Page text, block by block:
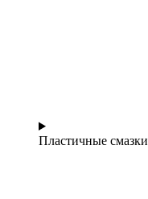
Пластичные смазки